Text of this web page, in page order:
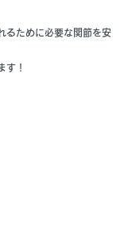
るために必要な関節を安
す！